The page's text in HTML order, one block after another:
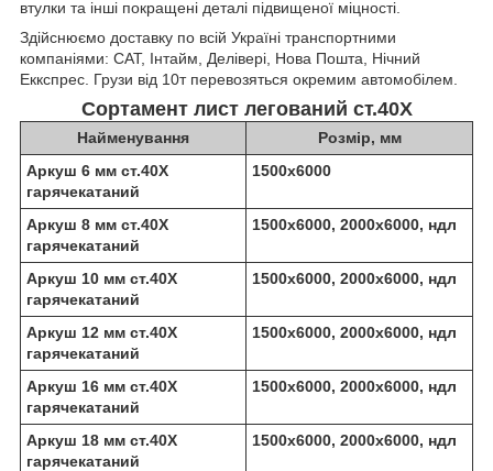
втулки та інші покращені деталі підвищеної міцності.
Здійснюємо доставку по всій Україні транспортними
компаніями: САТ, Інтайм, Делівері, Нова Пошта, Нічний
Еккспрес. Грузи від 10т перевозяться окремим автомобілем.
Сортамент лист легований ст.40Х
Найменування
Розмір, мм
Аркуш 6 мм ст.40Х
гарячекатаний
1500х6000
Аркуш 8 мм ст.40Х
гарячекатаний
1500х6000, 2000х6000, ндл
Аркуш 10 мм ст.40Х
гарячекатаний
1500х6000, 2000х6000, ндл
Аркуш 12 мм ст.40Х
гарячекатаний
1500х6000, 2000х6000, ндл
Аркуш 16 мм ст.40Х
гарячекатаний
1500х6000, 2000х6000, ндл
Аркуш 18 мм ст.40Х
гарячекатаний
1500х6000, 2000х6000, ндл